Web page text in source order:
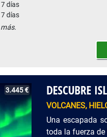
días
días
3.445 € DESCUBRE
VOLCANES,
Una escapada
toda la fuerza